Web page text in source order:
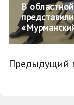
В
Предыдущий